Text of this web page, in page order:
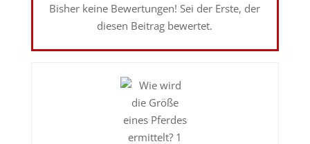
Bisher keine Bewertungen! Sei der Erste, der
diesen Beitrag bewertet.